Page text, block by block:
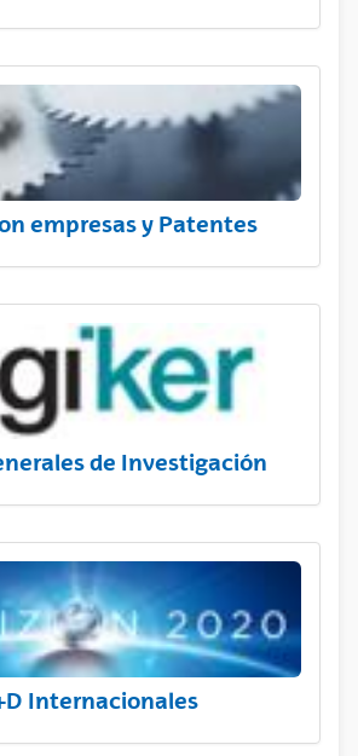
empresas y Patentes
de Investigación
Internacionales